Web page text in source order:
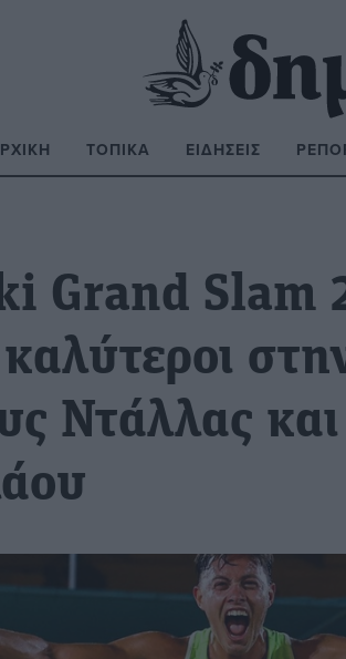
ΤΟΠΙΚΆ ΕΙΔΉΣΕΙΣ
Grand Slam
Ντάλλας και